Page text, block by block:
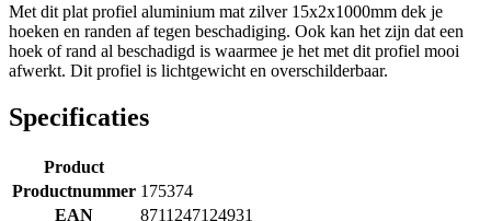
Met dit plat profiel aluminium mat zilver 15x2x1000mm dek je
hoeken en randen af tegen beschadiging. Ook kan het zijn dat een
hoek of rand al beschadigd is waarmee je het met dit profiel mooi
afwerkt. Dit profiel is lichtgewicht en overschilderbaar.
Specificaties
Product
Productnummer 175374
EAN
8711247124931